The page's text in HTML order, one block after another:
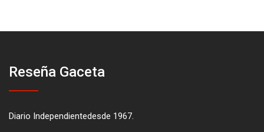
Reseña Gaceta
Diario Independientedesde 1967.